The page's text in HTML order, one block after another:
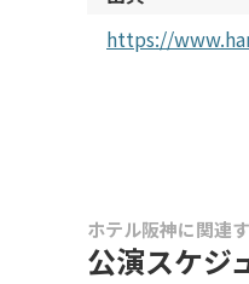
https://
ホテル阪神に関連
公演スケジ